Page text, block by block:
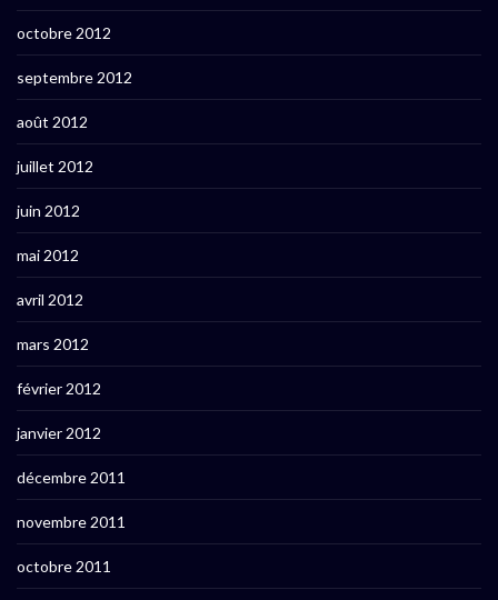
octobre 2012
septembre 2012
août 2012
juillet 2012
juin 2012
mai 2012
avril 2012
mars 2012
février 2012
janvier 2012
décembre 2011
novembre 2011
octobre 2011